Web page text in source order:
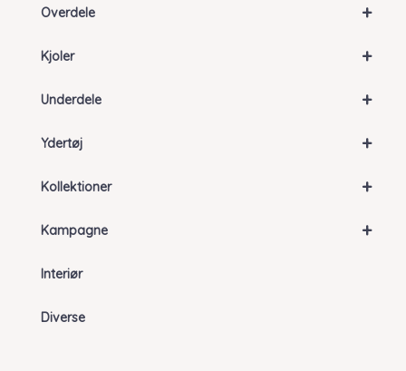
+
Overdele
+
Kjoler
+
Underdele
+
Ydertøj
+
Kollektioner
+
Kampagne
Interiør
Diverse